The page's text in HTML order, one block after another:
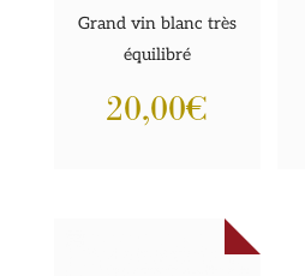
Grand vin blanc très
équilibré
20,00€